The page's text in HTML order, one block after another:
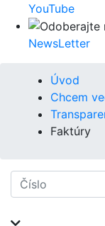
YouTube
NewsLetter
Úvod
Chcem
Faktúry